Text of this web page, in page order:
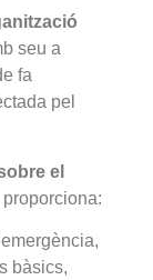
seu a
fa
pel
el
bàsics,